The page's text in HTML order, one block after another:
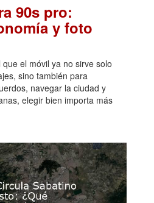
90s pro:
y foto
el móvil ya no sirve solo
sino también para
navegar la ciudad y
elegir bien importa más